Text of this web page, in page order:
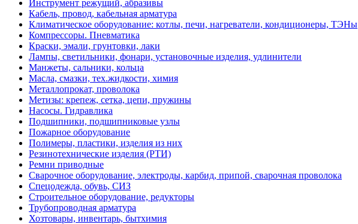
Инструмент режущий, абразивы
Кабель, провод, кабельная арматура
Климатическое оборудование: котлы, печи, нагреватели, кондиционеры, ТЭНы
Компрессоры. Пневматика
Краски, эмали, грунтовки, лаки
Лампы, светильники, фонари, установочные изделия, удлинители
Манжеты, сальники, кольца
Масла, смазки, тех.жидкости, химия
Металлопрокат, проволока
Метизы: крепеж, сетка, цепи, пружины
Насосы. Гидравлика
Подшипники, подшипниковые узлы
Пожарное оборудование
Полимеры, пластики, изделия из них
Резинотехнические изделия (РТИ)
Ремни приводные
Сварочное оборудование, электроды, карбид, припой, сварочная проволока
Спецодежда, обувь, СИЗ
Строительное оборудование, редукторы
Трубопроводная арматура
Хозтовары, инвентарь, бытхимия